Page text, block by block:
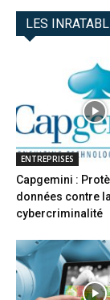
LES
ENTREPRISES
Capgemini :
données contre la
cybercriminalité